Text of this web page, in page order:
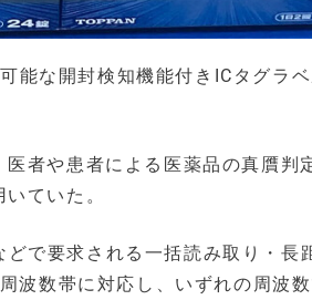
能な開封検知機能付きICタグラ
者や患者による医薬品の真贋判
ていた。
で要求される一括読み取り・長
波数帯に対応し、いずれの周波